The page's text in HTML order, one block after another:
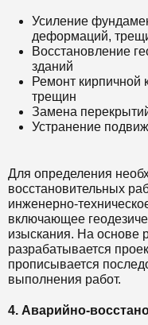
Усиление
деформаций,
Восстановление
зданий
Ремонт кирпичной
трещин
Замена
Устранение
Для определения
восстановительных
инженерно-
включающее
изыскания. На основе
разрабатывается
прописывается
выполнения работ.
4. Аварийно-